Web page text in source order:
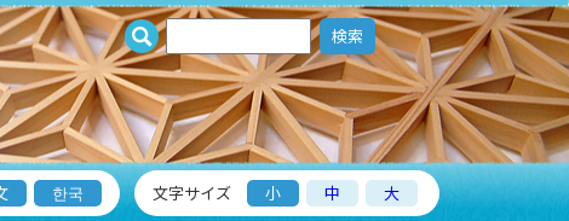
検索
한국 文字サイズ 小 中 大